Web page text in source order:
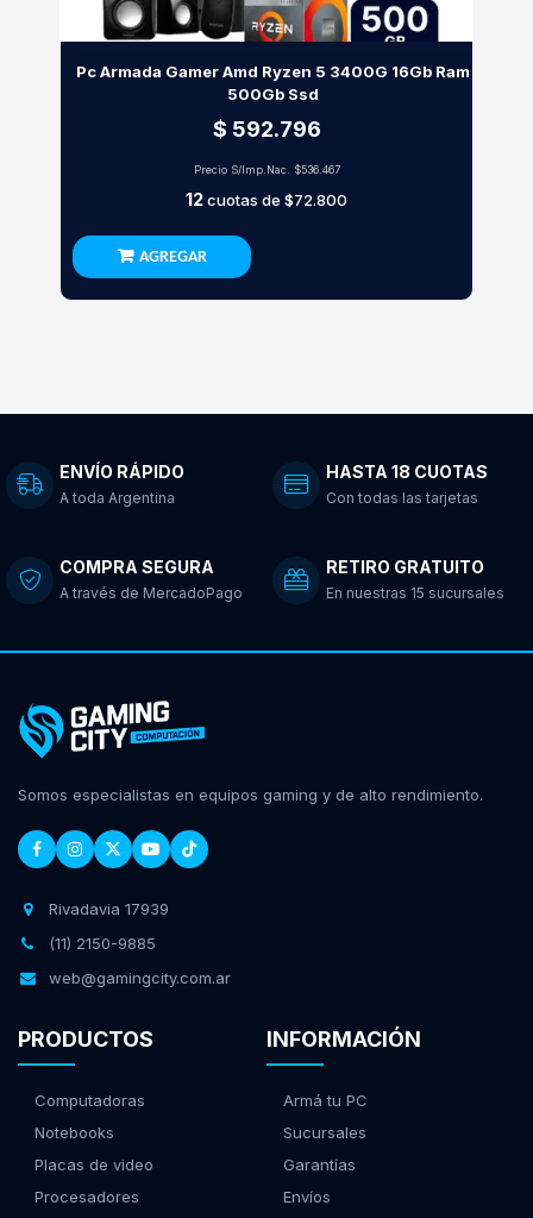
Pc Armada Gamer Amd Ryzen 5 3400G 16Gb Ram
500Gb Ssd
$ 592.796
Precio S/Imp.Nac. $536.467
12cuotas de $72.800
AGREGAR
ENVÍO RÁPIDO
A toda Argentina
HASTA 18 CUOTAS
Con todas las tarjetas
COMPRA SEGURA
A través de MercadoPago
RETIRO GRATUITO
En nuestras 15 sucursales
Somos especialistas en equipos gaming y de alto rendimiento.
Rivadavia 17939
(11) 2150-9885
web@gamingcity.com.ar
PRODUCTOS
Computadoras
Notebooks
Placas de video
Procesadores
INFORMACIÓN
Armá tu PC
Sucursales
Garantías
Envíos